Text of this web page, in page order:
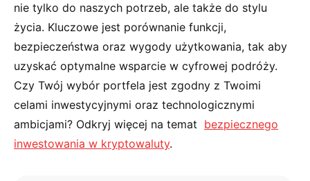
nie ⁢tylko do naszych potrzeb, ale ⁤także do‍ stylu
życia.‍ Kluczowe‍ jest porównanie funkcji,​
bezpieczeństwa ⁤oraz wygody⁤ użytkowania, tak‌ aby
uzyskać⁤ optymalne wsparcie⁤ w cyfrowej⁣ podróży.
Czy Twój wybór‌ portfela jest ‌zgodny z Twoimi
celami inwestycyjnymi oraz technologicznymi
ambicjami? Odkryj więcej na temat ⁢ bezpiecznego
inwestowania w‍ kryptowaluty.